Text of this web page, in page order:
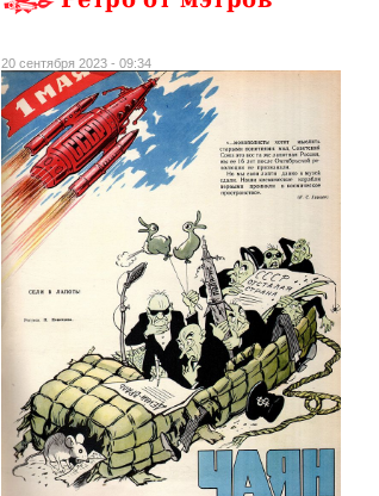
20 сентября 2023 - 09:34